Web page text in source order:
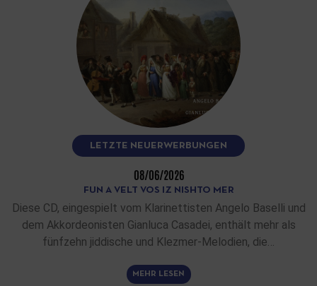
LETZTE NEUERWERBUNGEN
08/06/2026
FUN A VELT VOS IZ NISHTO MER
Diese CD, eingespielt vom Klarinettisten Angelo Baselli und
dem Akkordeonisten Gianluca Casadei, enthält mehr als
fünfzehn jiddische und Klezmer-Melodien, die…
MEHR LESEN